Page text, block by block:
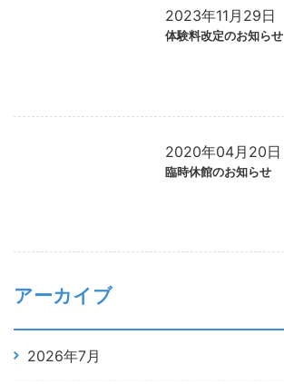
2023年11月29日
体験料改定のお知らせ
2020年04月20日
臨時休館のお知らせ
アーカイブ
2026年7月